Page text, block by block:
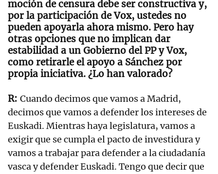
moción de censura debe ser constructiva y,
por la participación de Vox, ustedes no
pueden apoyarla ahora mismo. Pero hay
otras opciones que no implican dar
estabilidad a un Gobierno del PP y Vox,
como retirarle el apoyo a Sánchez por
propia iniciativa. ¿Lo han valorado?
Cuando decimos que vamos a Madrid,
decimos que vamos a defender los intereses de
Euskadi. Mientras haya legislatura, vamos a
exigir que se cumpla el pacto de investidura y
vamos a trabajar para defender a la ciudadanía
vasca y defender Euskadi. Tengo que decir que